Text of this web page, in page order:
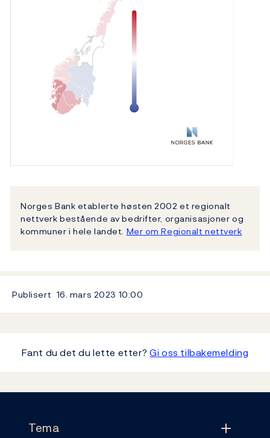
Norges Bank etablerte høsten 2002 et regionalt
nettverk bestående av bedrifter, organisasjoner og
kommuner i hele landet. Mer om Regionalt nettverk
Publisert 16. mars 2023 10:00
Fant du det du lette etter?Gi oss tilbakemelding
Tema